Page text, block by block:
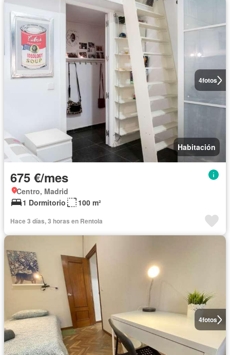
4fotos
Habitación
675 €/mes
Centro, Madrid
1 Dormitorio
100 m²
Hace 3 días, 3 horas en Rentola
4fotos